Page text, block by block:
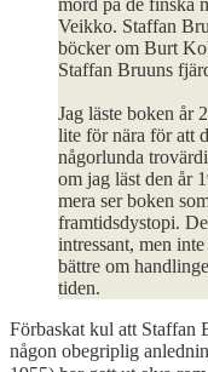
Veikko. Staffan
böcker om Burt
Staffan Bruuns
Jag läste boken år
lite för nära för att
någorlunda
om jag läst den år
mera ser boken
framtidsdystopi.
intressant, men
bättre om
tiden.
Förbaskat kul att Staffan
någon obegriplig